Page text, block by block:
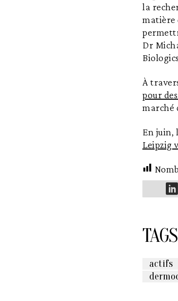
la
matière
Dr
À
pour
marché
En juin,
Leipzig
TAGS
actifs